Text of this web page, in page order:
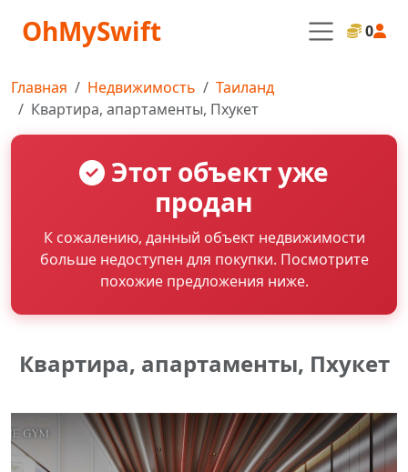
OhMySwift 0
Главная Недвижимость
Таиланд
Квартира, апартаменты, Пхукет
Этот объект уже
продан
К сожалению, данный объект недвижимости
больше недоступен для покупки. Посмотрите
похожие предложения ниже.
Квартира, апартаменты, Пхукет